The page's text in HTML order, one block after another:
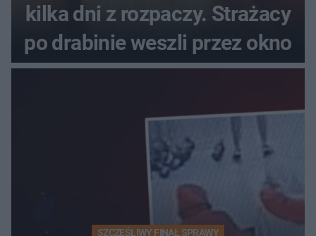
kilka dni z rozpaczy. Strażacy
po drabinie weszli przez okno
SZCZĘŚLIWY FINAŁ SPRAWY